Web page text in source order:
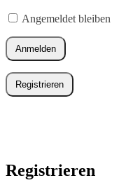
Angemeldet bleiben
Anmelden
Registrieren
Registrieren